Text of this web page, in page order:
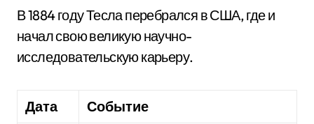
В 1884 году Тесла перебрался в США, где и
начал свою великую научно-
исследовательскую карьеру.
Дата
Событие